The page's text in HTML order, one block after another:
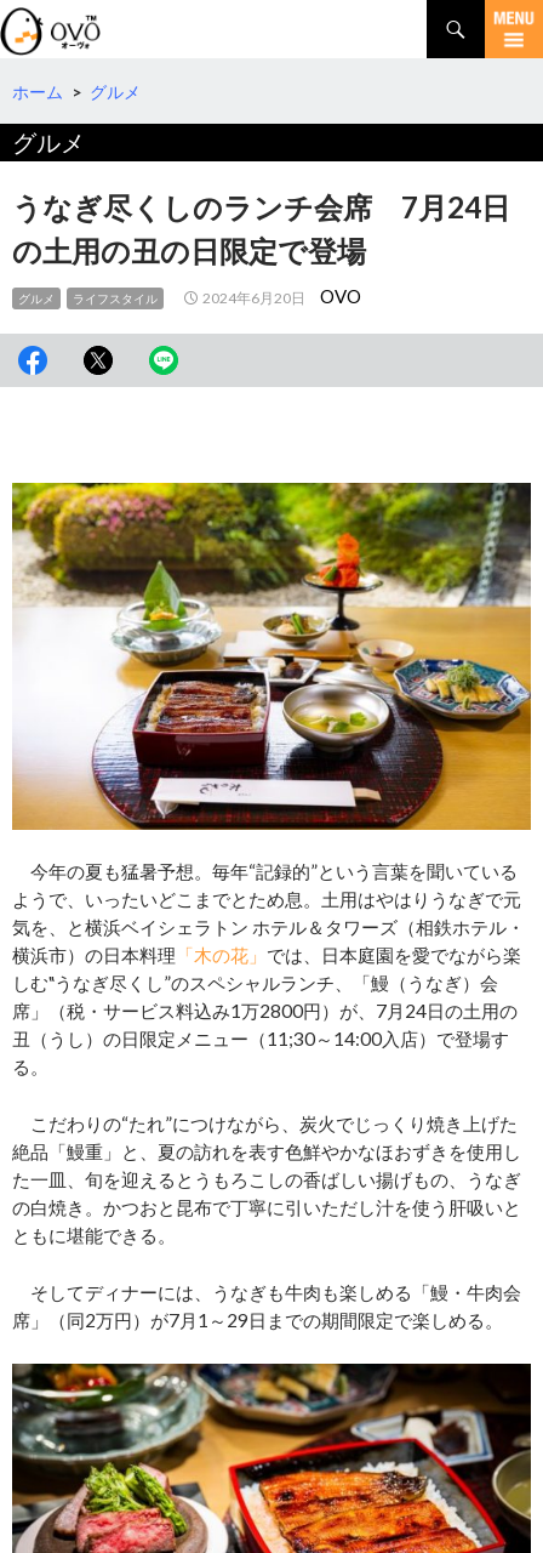
検
索
コ
テ
ツ
へ
ホーム > グルメ
グルメ
うなぎ尽くしのランチ会席 7月24日
の土用の丑の日限定で登場
グルメ ライフスタイル 2024年6月20日 OVO
今年の夏も猛暑予想。毎年“記録的”という言葉を聞いている
ようで、いったいどこまでとため息。土用はやはりうなぎで元
気を、と横浜ベイシェラトン ホテル＆タワーズ（相鉄ホテル・
横浜市）の日本料理 「木の花」 では、日本庭園を愛でながら楽
しむ‟うなぎ尽くし”のスペシャルランチ、「鰻（うなぎ）会
席」（税・サービス料込み1万2800円）が、7月24日の土用の
丑（うし）の日限定メニュー（11;30～14:00入店）で登場す
る。
こだわりの“たれ”につけながら、炭火でじっくり焼き上げた
絶品「鰻重」と、夏の訪れを表す色鮮やかなほおずきを使用し
た一皿、旬を迎えるとうもろこしの香ばしい揚げもの、うなぎ
の白焼き。かつおと昆布で丁寧に引いただし汁を使う肝吸いと
ともに堪能できる。
そしてディナーには、うなぎも牛肉も楽しめる「鰻・牛肉会
席」（同2万円）が7月1～29日までの期間限定で楽しめる。